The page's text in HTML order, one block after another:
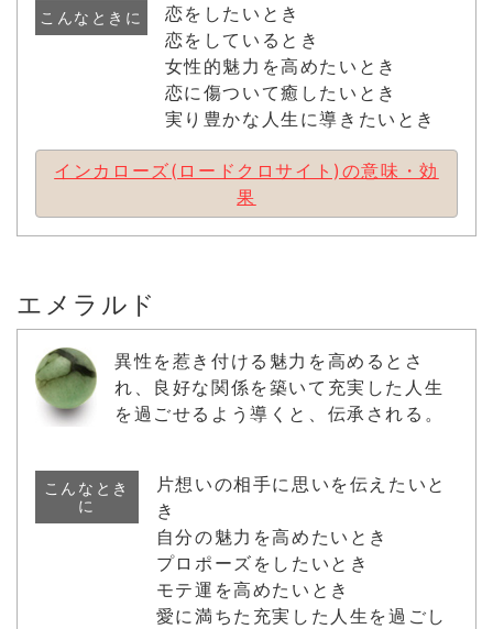
こんなときに
恋をしたいとき
恋をしているとき
女性的魅力を高めたいとき
恋に傷ついて癒したいとき
実り豊かな人生に導きたいとき
インカローズ(ロードクロサイト)の意味・効
果
エメラルド
異性を惹き付ける魅力を高めるとさ
れ、良好な関係を築いて充実した人生
を過ごせるよう導くと、伝承される。
こんなとき
に
片想いの相手に思いを伝えたいと
き
自分の魅力を高めたいとき
プロポーズをしたいとき
モテ運を高めたいとき
愛に満ちた充実した人生を過ごし